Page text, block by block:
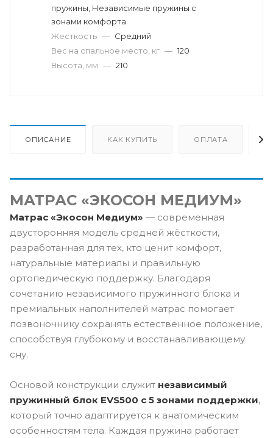
пружины, Независимые пружины с
зонами комфорта
Жесткость — Средний
Вес на спальное место, кг — 120
Высота, мм — 210
ОПИСАНИЕ КАК КУПИТЬ ОПЛАТА
МАТРАС «ЭКОСОН МЕДИУМ»
Матрас «Экосон Медиум» — современная
двусторонняя модель средней жёсткости,
разработанная для тех, кто ценит комфорт,
натуральные материалы и правильную
ортопедическую поддержку. Благодаря
сочетанию независимого пружинного блока и
премиальных наполнителей матрас помогает
позвоночнику сохранять естественное положение,
способствуя глубокому и восстанавливающему
сну.
Основой конструкции служит независимый
пружинный блок EVS500 с 5 зонами поддержки,
который точно адаптируется к анатомическим
особенностям тела. Каждая пружина работает